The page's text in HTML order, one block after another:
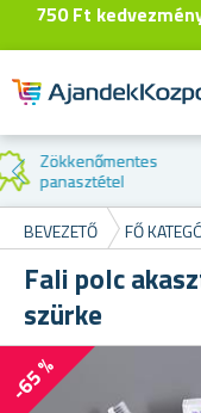
750 Ft
BEVEZETŐ FŐ
Fali polc
szürke
-65 %